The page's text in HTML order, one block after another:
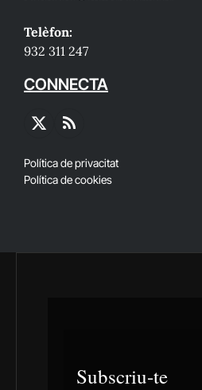
Telèfon:
932 311 247
CONNECTA
X
RSS
Política de privacitat
Política de cookies